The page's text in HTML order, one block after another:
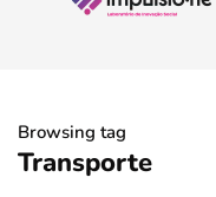
Browsing tag
Transporte